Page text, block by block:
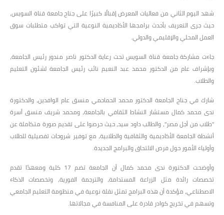
شهد اليوم الثاني من فعاليات المعرض إقبالًا كبيرًا على جناح جامعة قناة السويس،
حيث جرى التعريف بأحدث برامجها الأكاديمية النوعية التي تواكب متطلبات سوق
العمل المحلي والإقليمي والدولي.
جاءت مشاركة جامعة قناة السويس تحت رعاية الدكتور ناصر مندور رئيس الجامعة،
وبإشراف عام من الدكتور محمد عبد النعيم نائب رئيس الجامعة لشئون التعليم
والطلاب.
شارك في جناح الجامعة الدكتور محمد الحماحمي منسق عام الوافدين، والدكتورة
ندى محمد كمال مستشار النشاط الثقافي بالجامعة، ومحمد شريف منسق أسرة
"طلاب من أجل مصر"، والطالب داود سيد، حيث حرصوا على تقديم صورة متكاملة عن
أنشطة الجامعة الأكاديمية والثقافية والطلابية، مع توفير شروحات تفصيلية للطلاب
وأولياء الأمور حول فرص الالتحاق والبرامج الجديدة.
وأوضحت الدكتورة ندى محمد كمال أن الجامعة تضم 17 كلية ومعهدًا تقدم
تخصصات رائدة مثل الزراعة المستدامة، والترجمة الفورية، وتخصصات الذكاء
الاصطناعي، مؤكدة أن هذه البرامج تمثل نقلة نوعية في منظومة التعليم الجامعي
وتسهم في تخريج كوادر قادرة على المنافسة في مجالاتها.